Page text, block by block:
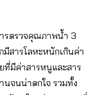
รตรวจคุณภาพน้ำ 3
สารโลหะหนักเกินค่า
ที่มีค่าสารหนูและสาร
นจนน่าตกใจ รวมทั้ง